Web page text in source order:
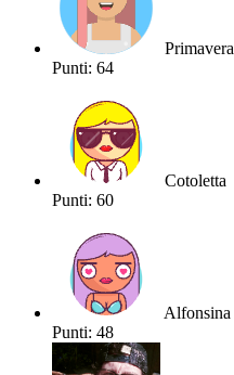
Primavera
Punti: 64
Cotoletta
Punti: 60
Alfonsina
Punti: 48